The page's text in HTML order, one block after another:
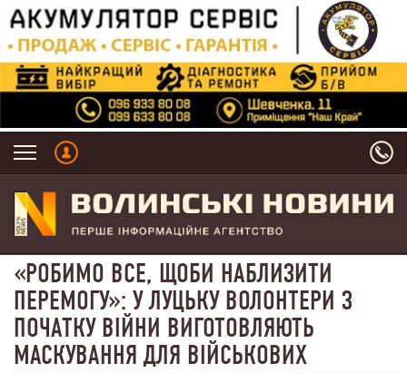
«РОБИМО ВСЕ, ЩОБИ НАБЛИЗИТИ
ПЕРЕМОГУ»: У ЛУЦЬКУ ВОЛОНТЕРИ З
ПОЧАТКУ ВІЙНИ ВИГОТОВЛЯЮТЬ
МАСКУВАННЯ ДЛЯ ВІЙСЬКОВИХ